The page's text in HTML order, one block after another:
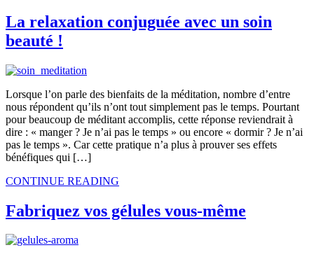
La relaxation conjuguée avec un soin
beauté !
Lorsque l’on parle des bienfaits de la méditation, nombre d’entre
nous répondent qu’ils n’ont tout simplement pas le temps. Pourtant
pour beaucoup de méditant accomplis, cette réponse reviendrait à
dire : « manger ? Je n’ai pas le temps » ou encore « dormir ? Je n’ai
pas le temps ». Car cette pratique n’a plus à prouver ses effets
bénéfiques qui […]
CONTINUE READING
Fabriquez vos gélules vous-même